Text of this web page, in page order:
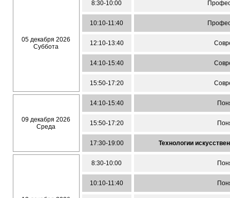
05 декабря 2026
Суббота
8:30-10:00
10:10-11:40
12:10-13:40
14:10-15:40
15:50-17:20
09 декабря 2026
Среда
14:10-15:40
15:50-17:20
17:30-19:00 Технологии
8:30-10:00
10:10-11:40